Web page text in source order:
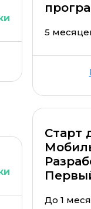
5
Старт
До 1